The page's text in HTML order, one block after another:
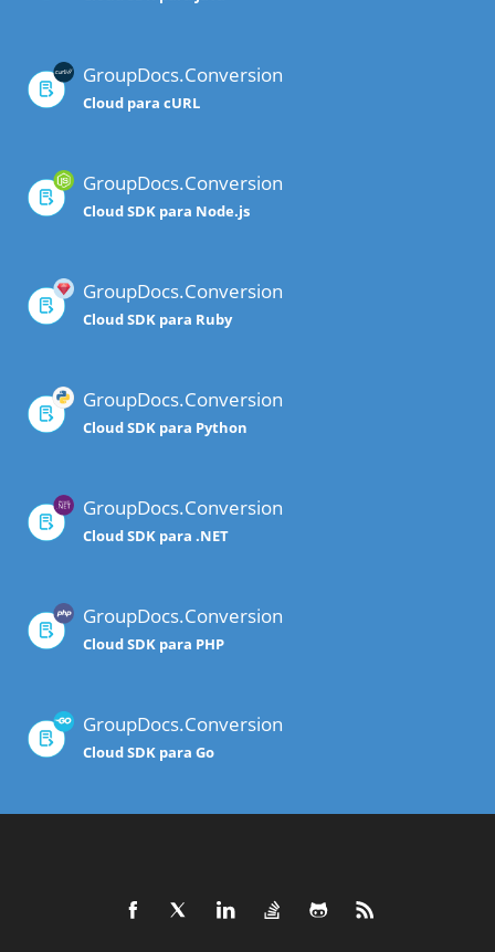
GroupDocs.Conversion
Cloud para cURL
GroupDocs.Conversion
Cloud SDK para Node.js
GroupDocs.Conversion
Cloud SDK para Ruby
GroupDocs.Conversion
Cloud SDK para Python
GroupDocs.Conversion
Cloud SDK para .NET
GroupDocs.Conversion
Cloud SDK para PHP
GroupDocs.Conversion
Cloud SDK para Go